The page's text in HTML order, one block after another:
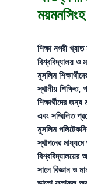
শিক্ষা নগরী
বিশ্ববিদ্যালয় ও
মুসলিম
স্থানীয় শিক্ষিত,
শিক্ষার্থীদের
এবং সম্মিলিত
মুসলিম
স্থাপনের
সালে বিজ্ঞান ও